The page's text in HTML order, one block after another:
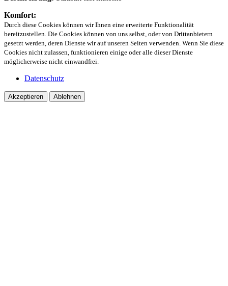
Komfort:
Durch diese Cookies können wir Ihnen eine erweiterte Funktionalität
bereitzustellen. Die Cookies können von uns selbst, oder von Drittanbietern
gesetzt werden, deren Dienste wir auf unseren Seiten verwenden. Wenn Sie diese
Cookies nicht zulassen, funktionieren einige oder alle dieser Dienste
möglicherweise nicht einwandfrei.
Datenschutz
Akzeptieren Ablehnen